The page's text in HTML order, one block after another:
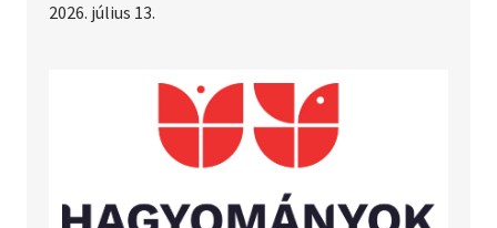
2026. július 13.